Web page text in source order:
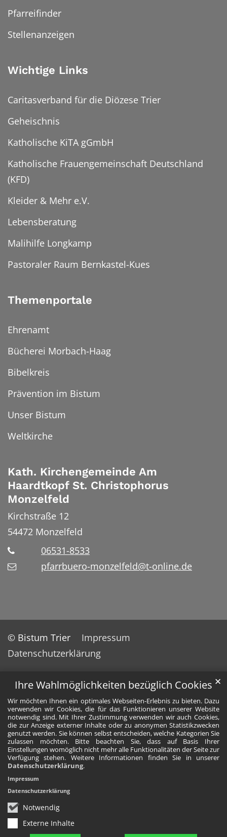
Ihre Wahlmöglichkeiten bezüglich Cookies
Wir möchten Ihnen ein optimales Webseiten-Erlebnis zu bieten. Dazu
verwenden wir Cookies, die für das Funktionieren unserer Website
notwendig sind. Mit Ihrer Zustimmung verwenden wir auch Cookies,
die zur Anzeige externer Inhalte oder zu anonymen Statistikzwecken
genutzt werden. Sie können selbst entscheiden, welche Kategorien Sie
zulassen möchten. Bitte beachten Sie, dass auf Basis Ihrer
Einstellungen womöglich nicht mehr alle Funktionalitäten der Seite zur
Verfügung stehen. Weitere Informationen finden Sie in unserer
Datenschutzerklärung.
Notwendig
Externe Inhalte
✕
Impressum
Datenschutzerklärung
Pfarreifinder
Stellenanzeigen
Wichtige Links
Caritasverband für die Diözese Trier
Geheischnis
Katholische KiTA gGmbH
Katholische Frauengemeinschaft Deutschland
(KFD)
Kleider & Mehr e.V.
Lebensberatung
Malihilfe Longkamp
Pastoraler Raum Bernkastel-Kues
Themenportale
Ehrenamt
Bücherei Morbach-Haag
Bibelkreis
Prävention im Bistum
Unser Bistum
Weltkirche
Kath. Kirchengemeinde Am
Haardtkopf St. Christophorus
Monzelfeld
Kirchstraße 12
54472 Monzelfeld
06531-8533
pfarrbuero-monzelfeld@t-online.de
© Bistum Trier
Impressum
Datenschutzerklärung